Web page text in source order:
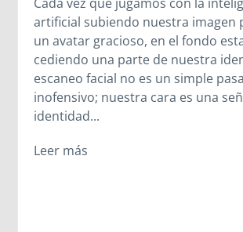
Mazzarello y las Hijas de María
Entre la cercanía de Madre Chiara,
testimonio vivo de las salesianas y
compartida en el oratorio, los
descubrieron que el legado de
Mazzarello sigue latiendo en cada
se abre a Dios. A veces, los
pero los encuentros más
igualmente.